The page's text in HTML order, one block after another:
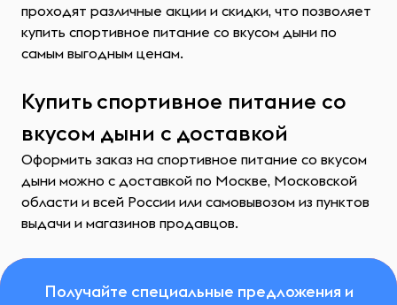
проходят различные акции и скидки, что позволяет
купить спортивное питание со вкусом дыни по
самым выгодным ценам.
Купить спортивное питание со
вкусом дыни с доставкой
Оформить заказ на спортивное питание со вкусом
дыни можно с доставкой по Москве, Московской
области и всей России или самовывозом из пунктов
выдачи и магазинов продавцов.
Получайте специальные предложения и